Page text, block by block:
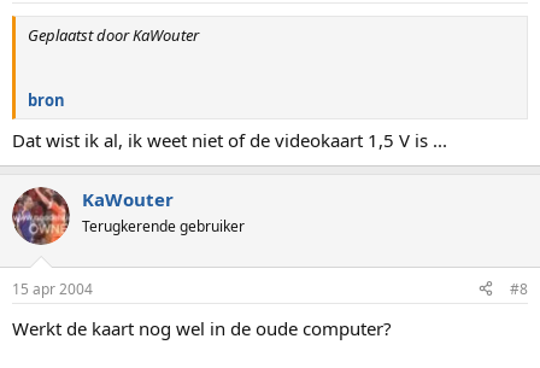
Geplaatst door KaWouter
bron
Dat wist ik al, ik weet niet of de videokaart 1,5 V is ...
KaWouter
Terugkerende gebruiker
15 apr 2004 #8
Werkt de kaart nog wel in de oude computer?